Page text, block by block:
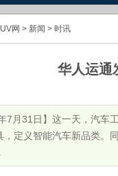
网 > 新闻 > 时讯
华人运通
7月31日】这一天，汽车
，定义智能汽车新品类。